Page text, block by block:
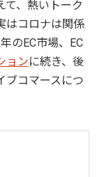
て、熱いトーク
はコロナは関係
のEC市場、EC
ョンに続き、後
ブコマースにつ